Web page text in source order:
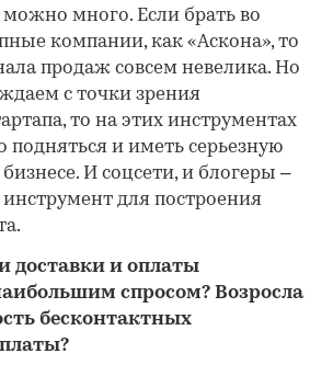
можно много. Если брать во
компании, как «Аскона», то
продаж совсем невелика. Но
с точки зрения
то на этих инструментах
и иметь серьезную
И соцсети, и блогеры –
для построения
доставки и оплаты
спросом? Возросла
бесконтактных